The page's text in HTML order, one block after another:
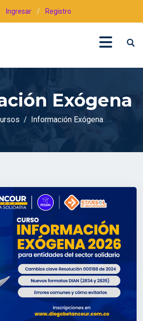
Ingresar / Registro
Exógena
Información Exógena